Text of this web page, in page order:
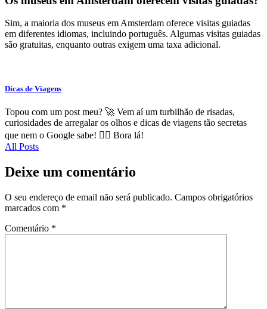
Sim, a maioria dos museus em Amsterdam oferece visitas guiadas
em diferentes idiomas, incluindo português. Algumas visitas guiadas
são gratuitas, enquanto outras exigem uma taxa adicional.
Dicas de Viagens
Topou com um post meu? 🚀 Vem aí um turbilhão de risadas,
curiosidades de arregalar os olhos e dicas de viagens tão secretas
que nem o Google sabe! 🕵️‍♂️ Bora lá!
All Posts
Deixe um comentário
O seu endereço de email não será publicado. Campos obrigatórios
marcados com *
Comentário *